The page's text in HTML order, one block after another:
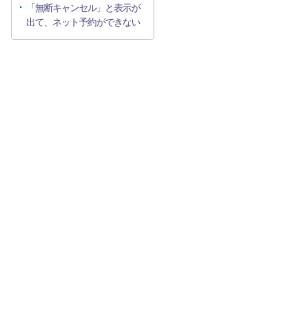
「無断キャンセル」と表示が
出て、ネット予約ができない